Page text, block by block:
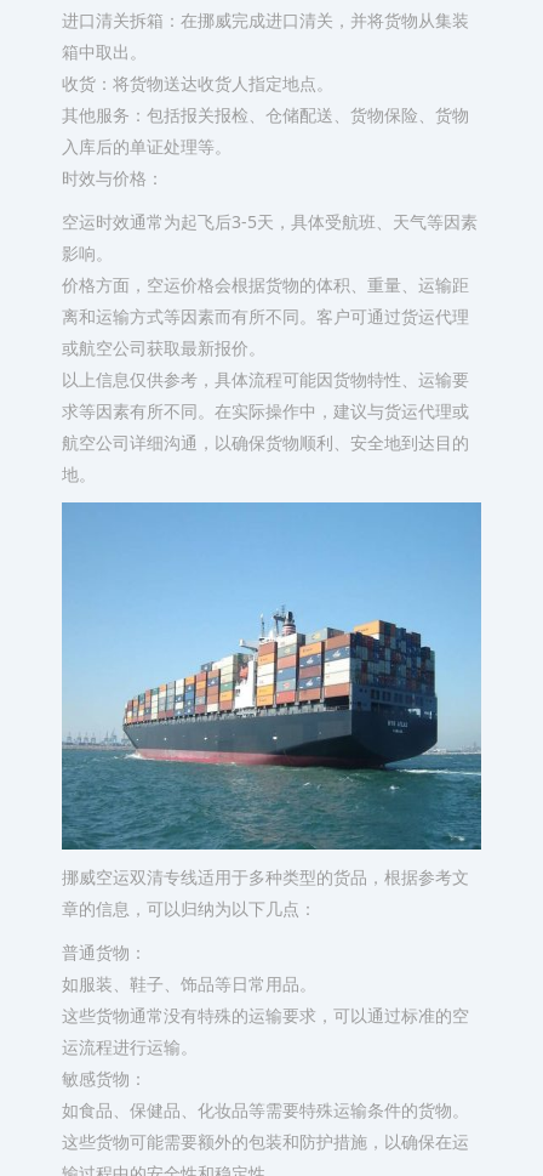
进口清关拆箱：在挪威完成进口清关，并将货物从集装
箱中取出。
收货：将货物送达收货人指定地点。
其他服务：包括报关报检、仓储配送、货物保险、货物
入库后的单证处理等。
时效与价格：
空运时效通常为起飞后3-5天，具体受航班、天气等因素
影响。
价格方面，空运价格会根据货物的体积、重量、运输距
离和运输方式等因素而有所不同。客户可通过货运代理
或航空公司获取最新报价。
以上信息仅供参考，具体流程可能因货物特性、运输要
求等因素有所不同。在实际操作中，建议与货运代理或
航空公司详细沟通，以确保货物顺利、安全地到达目的
地。
挪威空运双清专线适用于多种类型的货品，根据参考文
章的信息，可以归纳为以下几点：
普通货物：
如服装、鞋子、饰品等日常用品。
这些货物通常没有特殊的运输要求，可以通过标准的空
运流程进行运输。
敏感货物：
如食品、保健品、化妆品等需要特殊运输条件的货物。
这些货物可能需要额外的包装和防护措施，以确保在运